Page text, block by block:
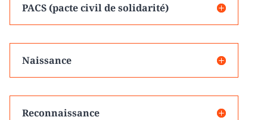
PACS (pacte civil de solidarité)
Naissance
Reconnaissance